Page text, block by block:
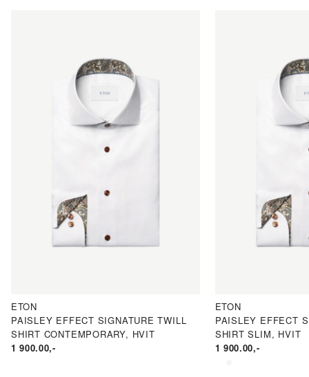
ETON
PAISLEY EFFECT SIGNATURE TWILL
SHIRT CONTEMPORARY, HVIT
1 900.00,-
ETON
PAISLEY EFFECT
SHIRT SLIM, HVIT
1 900.00,-